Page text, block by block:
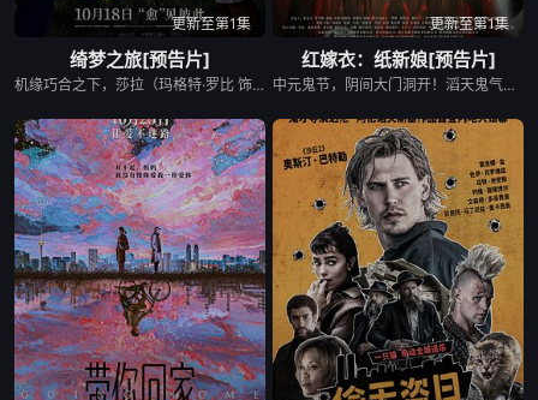
更新至第1集
绮梦之旅[预告片]
机缘巧合之下，莎拉（玛格特·罗比 饰）和大卫（科林·法瑞尔 饰）两个陌生人穿过时空之门，踏上了一场大胆、绚烂，充满未知的冒险之旅。他们回到过去，重历了各自生命中至关重要的时刻，也见证了对方命运的转折点，而他们之间的关系，又是否会因此改写？
更新至第1集
红嫁衣：纸新娘[预告片]
中元鬼节，阴间大门洞开！滔天鬼气喷涌，无数怨灵哀嚎爬入人间！凶神恶煞的五猖兵马手持染血铁链，当街撕扯活人魂魄，惨叫声撕裂夜空！修罗城瞬间化成鬼域！阴阳师叶无双与厉飞云临危受命踏入死地。然而，他们遭遇的，是远超想象的极恶凶灵：红嫁衣纸新娘！夜半三更，回魂之夜，四名惨白纸人，脸颊涂着诡异腮红，嘴角裂至耳根，关节咔咔作响，抬一口薄皮棺材，脚不沾地，直扑国舅府。翌日，国舅仅剩一张人皮，被折成纸偶塞进棺中。红嫁衣所过之处，寸草不生，活物绝迹！街坊邻里，前日犹在寒暄，一夜之间，整条街住户尽化僵硬纸人，脸上凝固着死前极致的恐惧！孩童捡起一张飘落的红纸钱，当晚全家七窍流血，身体在惨叫中干瘪脆裂，化作纸屑！纸新娘索命降临，无人生还！修罗城，这座活人之城，被无法抗拒的怨气拖向无间鬼蜮深渊………